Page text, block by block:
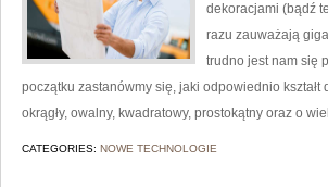
dekoracjami (bądź
razu zauważają
trudno jest nam się
początku zastanówmy się, jaki odpowiednio
okrągły, owalny, kwadratowy, prostokątny oraz o
CATEGORIES: NOWE TECHNOLOGIE